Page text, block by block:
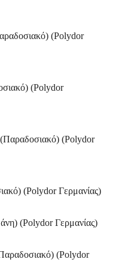
(Polydor
(Polydor
(Παραδοσιακό) (Polydor
(Polydor Γερμανίας)
(Polydor Γερμανίας)
(Polydor